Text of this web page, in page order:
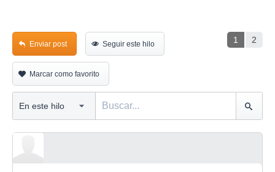
1 2
Enviar post Seguir este hilo
Marcar como favorito